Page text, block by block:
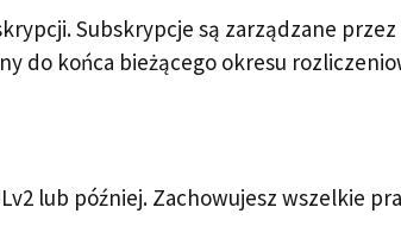
Subskrypcje są zarządzane
do końca bieżącego okresu
lub później. Zachowujesz wszelkie